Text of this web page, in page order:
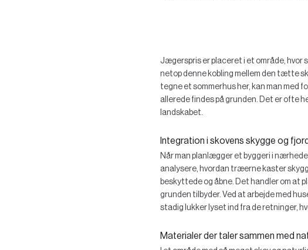
Jægerspris er placeret i et område, hvor
netop denne kobling mellem den tætte
tegne et sommerhus her, kan man med
allerede findes på grunden. Det er ofte
landskabet.
Integration i skovens skygge og
Når man planlægger et byggeri i
analysere, hvordan træerne kaster
beskyttede og åbne. Det handler om at
grunden tilbyder. Ved at arbejde med
stadig lukker lyset ind fra de retninger,
Materialer der taler sammen med